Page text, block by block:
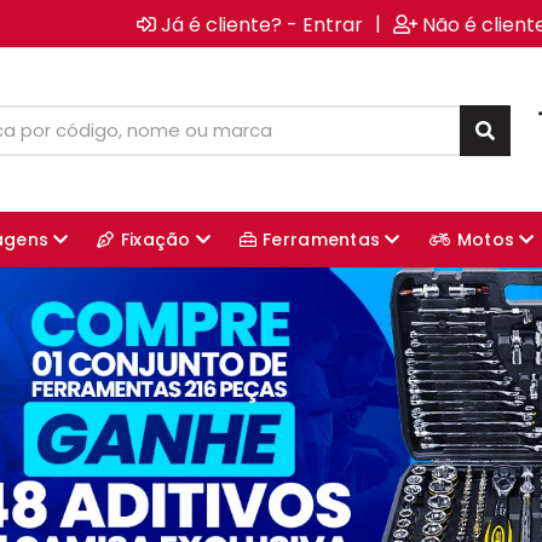
Já é cliente? - Entrar | Não é
Fixação Ferramentas Motos